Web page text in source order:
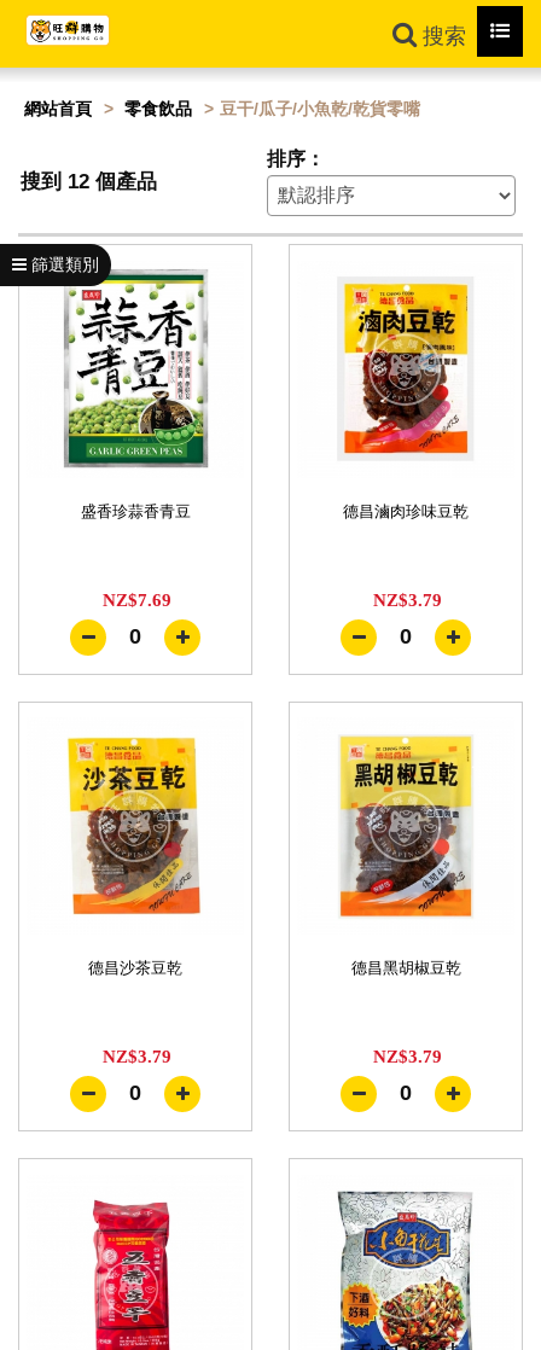
搜索
網站首頁 零食飲品 豆干/瓜子/小魚乾/乾貨零嘴
篩選類別
搜到 12 個產品
排序：
盛香珍蒜香青豆
NZ$7.69
0
德昌滷肉珍味豆乾
NZ$3.79
0
德昌沙茶豆乾
NZ$3.79
0
德昌黑胡椒豆乾
NZ$3.79
0